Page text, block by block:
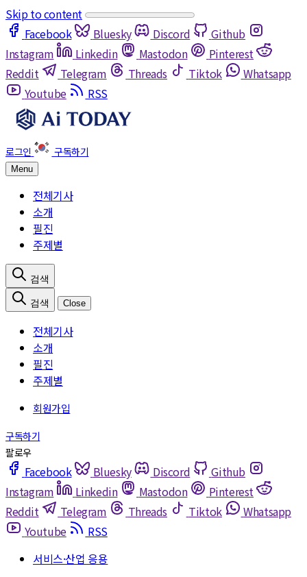
Skip to content
Facebook
Bluesky Discord
Github
Instagram
Linkedin Mastodon
Pinterest
Reddit
Telegram Threads Tiktok
Whatsapp
Youtube
RSS
Menu
전체기사
소개
필진
주제별
Close
전체기사
소개
필진
주제별
Facebook Bluesky Discord
Github
Instagram
Linkedin Mastodon
Pinterest
Reddit
Telegram Threads Tiktok
Whatsapp
Youtube
RSS
서비스·산업 응용